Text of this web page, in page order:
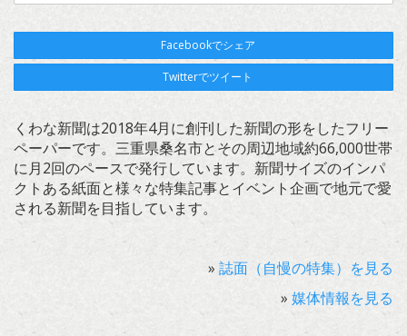
Facebookでシェア
Twitterでツイート
くわな新聞は2018年4月に創刊した新聞の形をしたフリー
ペーパーです。三重県桑名市とその周辺地域約66,000世帯
に月2回のペースで発行しています。新聞サイズのインパ
クトある紙面と様々な特集記事とイベント企画で地元で愛
される新聞を目指しています。
» 誌面（自慢の特集）を見る
» 媒体情報を見る